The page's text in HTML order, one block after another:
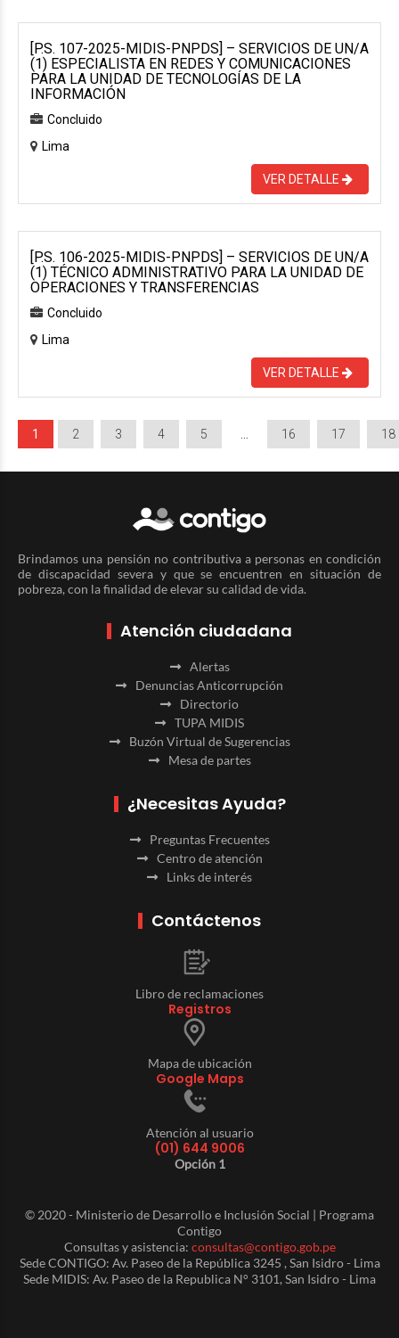
[P.S. 107-2025-MIDIS-PNPDS] – SERVICIOS DE UN/A
(1) ESPECIALISTA EN REDES Y COMUNICACIONES
PARA LA UNIDAD DE TECNOLOGÍAS DE LA
INFORMACIÓN
Concluido
Lima
VER DETALLE
[P.S. 106-2025-MIDIS-PNPDS] – SERVICIOS DE UN/A
(1) TÉCNICO ADMINISTRATIVO PARA LA UNIDAD DE
OPERACIONES Y TRANSFERENCIAS
Concluido
Lima
VER DETALLE
1 2 3 4 5 16 17 18
Brindamos una pensión no contributiva a personas en condición
de discapacidad severa y que se encuentren en situación de
pobreza, con la finalidad de elevar su calidad de vida.
Atención ciudadana
Alertas
Denuncias Anticorrupción
Directorio
TUPA MIDIS
Buzón Virtual de Sugerencias
Mesa de partes
¿Necesitas Ayuda?
Preguntas Frecuentes
Centro de atención
Links de interés
Contáctenos
Libro de reclamaciones
Registros
Mapa de ubicación
Google Maps
Atención al usuario
(01) 644 9006
Opción 1
© 2020 - Ministerio de Desarrollo e Inclusión Social | Programa
Contigo
Consultas y asistencia: consultas@contigo.gob.pe
Sede CONTIGO: Av. Paseo de la República 3245 , San Isidro - Lima
Sede MIDIS: Av. Paseo de la Republica N° 3101, San Isidro - Lima